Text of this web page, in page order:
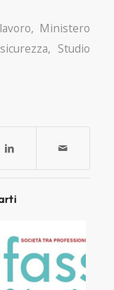
lavoro, Ministero
sicurezza, Studio